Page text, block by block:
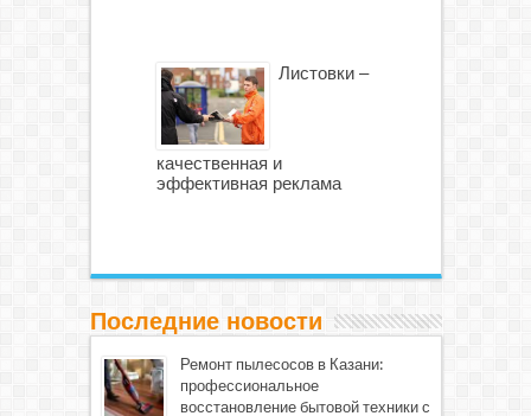
Листовки –
качественная и
эффективная реклама
Последние новости
Ремонт пылесосов в Казани:
профессиональное
восстановление бытовой техники с